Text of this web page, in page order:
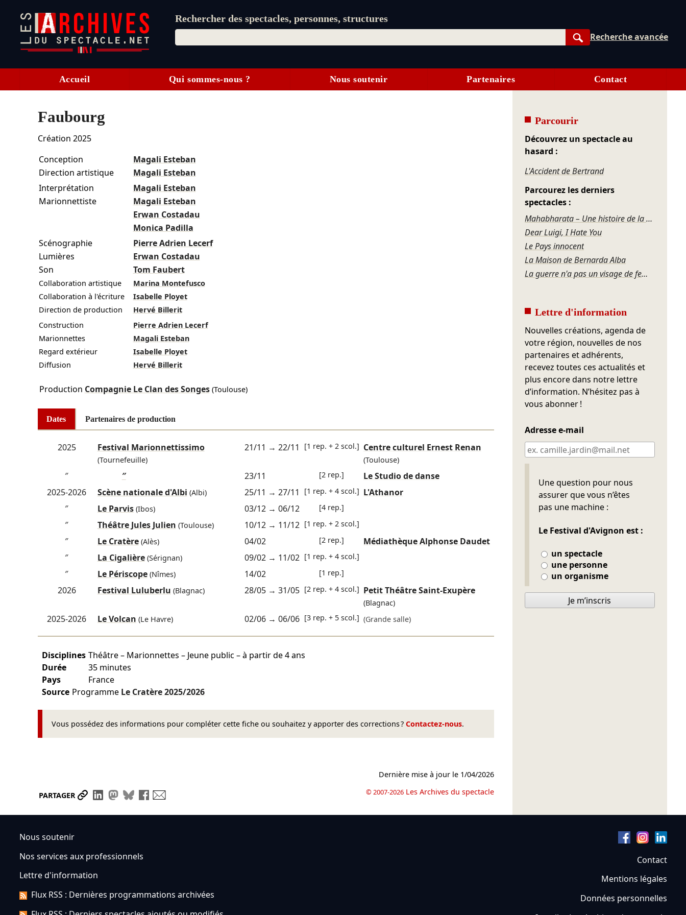
Rechercher des spectacles, personnes, structures
Rechercher
Recherche avancée
Accueil Qui sommes-nous ? Nous soutenir Partenaires Contact
Faubourg
Création 2025
Conception
Magali Esteban
Direction artistique
Magali Esteban
Interprétation
Magali Esteban
Marionnettiste
Magali Esteban
Erwan Costadau
Monica Padilla
Scénographie
Pierre Adrien Lecerf
Lumières
Erwan Costadau
Son
Tom Faubert
Collaboration artistique
Marina Montefusco
Collaboration à l'écriture
Isabelle Ployet
Direction de production
Hervé Billerit
Construction
Pierre Adrien Lecerf
Marionnettes
Magali Esteban
Regard extérieur
Isabelle Ployet
Diffusion
Hervé Billerit
Production Compagnie Le Clan des Songes(Toulouse)
Dates Partenaires de production
2025 Festival Marionnettissimo
(Tournefeuille)
21/11 → 22/11 [1 rep. + 2 scol.] Centre culturel Ernest Renan
(Toulouse)
″ ″ 23/11 [2 rep.]
Le Studio de danse
2025-2026
Scène nationale d'Albi (Albi) 25/11 → 27/11 [1 rep. + 4 scol.] L'Athanor
″
Le Parvis(Ibos) 03/12→ 06/12 [4 rep.]
″ Théâtre Jules Julien (Toulouse) 10/12→ 11/12 [1 rep. + 2 scol.]
″ Le Cratère(Alès) 04/02 [2 rep.]
Médiathèque Alphonse Daudet
″
La Cigalière(Sérignan) 09/02→ 11/02 [1 rep. + 4 scol.]
″ Le Périscope(Nîmes) 14/02 [1 rep.]
2026 Festival Luluberlu (Blagnac) 28/05→ 31/05 [2 rep. + 4 scol.] Petit Théâtre Saint-Exupère
(Blagnac)
2025-2026 Le Volcan (Le Havre) 02/06→ 06/06 [3 rep. + 5 scol.] (Grande salle)
Disciplines Théâtre – Marionnettes – Jeune public – à partir de 4 ans
Durée
35 minutes
Pays
France
Source Programme Le Cratère2025/2026
Vous possédez des informations pour compléter cette fiche ou souhaitez y apporter des corrections ? Contactez-nous.
PARTAGER Partager le lien
Partager sur LinkedIn
Partager sur Mastodon
Partager sur Bluesky
Partager sur Facebook
Dernière mise à jour le 1/04/2026
© 2007-2026 Les Archives du spectacle
Parcourir
Découvrez un spectacle au
hasard :
L'Accident de Bertrand
Parcourez les derniers
spectacles :
Mahabharata – Une histoire de la violence
Dear Luigi, I Hate You
Le Pays innocent
La Maison de Bernarda Alba
La guerre n'a pas un visage de femme
Lettre d'information
Nouvelles créations, agenda de
votre région, nouvelles de nos
partenaires et adhérents,
recevez toutes ces actualités et
plus encore dans notre lettre
d’information. N’hésitez pas à
vous abonner !
Adresse e-mail
Une question pour nous
assurer que vous n’êtes
pas une machine :
Le Festival d'Avignon est :
un spectacle
une personne
un organisme
Ne pas remplir
Je m’inscris
Nous soutenir
Nos services aux professionnels
Lettre d'information
Flux RSS : Dernières programmations archivées
Contact
Mentions légales
Données personnelles